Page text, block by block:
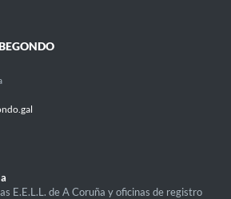
E.E.L.L. de A Coruña y oficinas de registro